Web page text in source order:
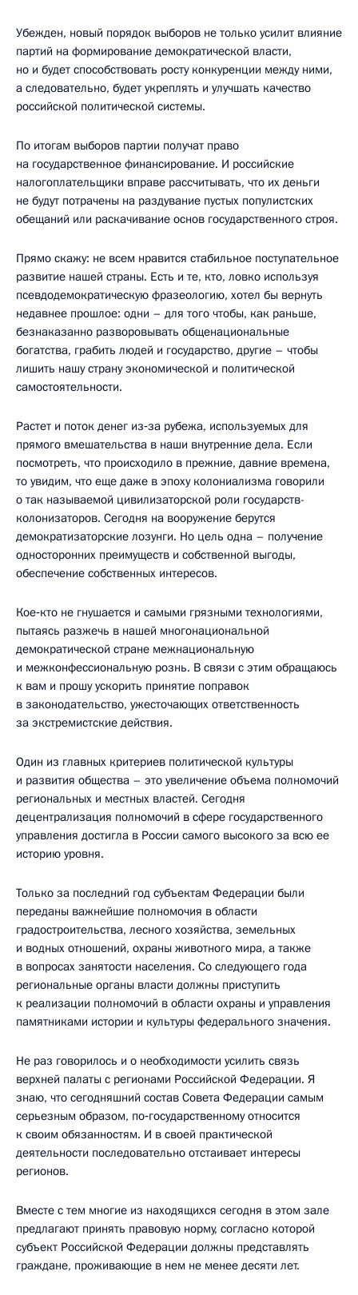
Убежден, новый порядок выборов не только усилит влияние
партий на формирование демократической власти,
но и будет способствовать росту конкуренции между ними,
а следовательно, будет укреплять и улучшать качество
российской политической системы.
По итогам выборов партии получат право
на государственное финансирование. И российские
налогоплательщики вправе рассчитывать, что их деньги
не будут потрачены на раздувание пустых популистских
обещаний или раскачивание основ государственного строя.
Прямо скажу: не всем нравится стабильное поступательное
развитие нашей страны. Есть и те, кто, ловко используя
псевдодемократическую фразеологию, хотел бы вернуть
недавнее прошлое: одни – для того чтобы, как раньше,
безнаказанно разворовывать общенациональные
богатства, грабить людей и государство, другие – чтобы
лишить нашу страну экономической и политической
самостоятельности.
Растет и поток денег из‑за рубежа, используемых для
прямого вмешательства в наши внутренние дела. Если
посмотреть, что происходило в прежние, давние времена,
то увидим, что еще даже в эпоху колониализма говорили
о так называемой цивилизаторской роли государств-
колонизаторов. Сегодня на вооружение берутся
демократизаторские лозунги. Но цель одна – получение
односторонних преимуществ и собственной выгоды,
обеспечение собственных интересов.
Кое‑кто не гнушается и самыми грязными технологиями,
пытаясь разжечь в нашей многонациональной
демократической стране межнациональную
и межконфессиональную рознь. В связи с этим обращаюсь
к вам и прошу ускорить принятие поправок
в законодательство, ужесточающих ответственность
за экстремистские действия.
Один из главных критериев политической культуры
и развития общества – это увеличение объема полномочий
региональных и местных властей. Сегодня
децентрализация полномочий в сфере государственного
управления достигла в России самого высокого за всю ее
историю уровня.
Только за последний год субъектам Федерации были
переданы важнейшие полномочия в области
градостроительства, лесного хозяйства, земельных
и водных отношений, охраны животного мира, а также
в вопросах занятости населения. Со следующего года
региональные органы власти должны приступить
к реализации полномочий в области охраны и управления
памятниками истории и культуры федерального значения.
Не раз говорилось и о необходимости усилить связь
верхней палаты с регионами Российской Федерации. Я
знаю, что сегодняшний состав Совета Федерации самым
серьезным образом, по‑государственному относится
к своим обязанностям. И в своей практической
деятельности последовательно отстаивает интересы
регионов.
Вместе с тем многие из находящихся сегодня в этом зале
предлагают принять правовую норму, согласно которой
субъект Российской Федерации должны представлять
граждане, проживающие в нем не менее десяти лет.